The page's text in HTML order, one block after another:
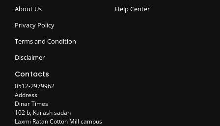
About Us
Privacy Policy
Terms and Condition
Disclaimer
Help Center
Contacts
0512-2979962
Address
Dinar Times
102 b, Kailash sadan
Laxmi Ratan Cotton Mill campus